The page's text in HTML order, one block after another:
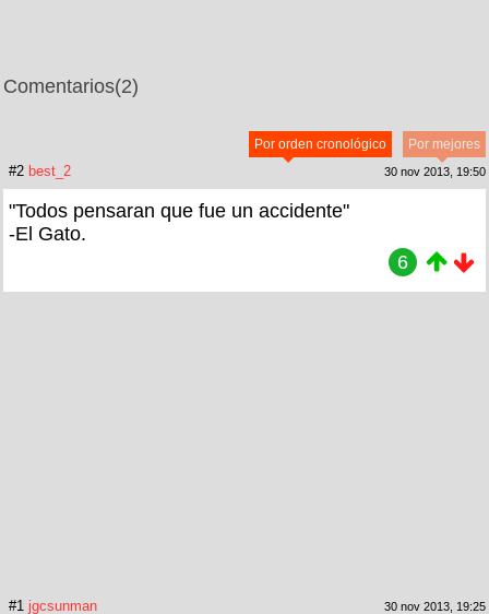
Comentarios(2)
Por mejores
Por orden cronológico
#2 best_2 30 nov 2013, 19:50
"Todos pensaran que fue un accidente"
-El Gato.
6
#1 jgcsunman 30 nov 2013, 19:25